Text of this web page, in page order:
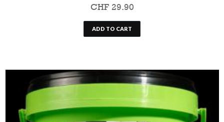
CHF29.90
ADD TO CART